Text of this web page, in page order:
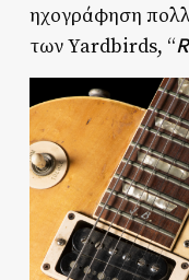
ηχογράφηση
των Yardbirds, “